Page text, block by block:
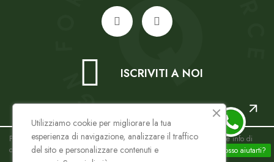
ISCRIVITI A NOI
Puoi annullare l'iscrizione in ogni momento. A questo scopo, cerca le info di
contatto nelle note legali.
In cosa posso aiutarti?
Utilizziamo cookie per migliorare la tua
esperienza di navigazione, analizzare il traffico
del sito e personalizzare contenuti e